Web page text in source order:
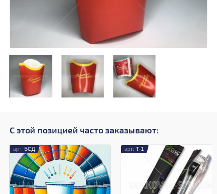
С этой позицией часто заказывают:
БСД Т-1